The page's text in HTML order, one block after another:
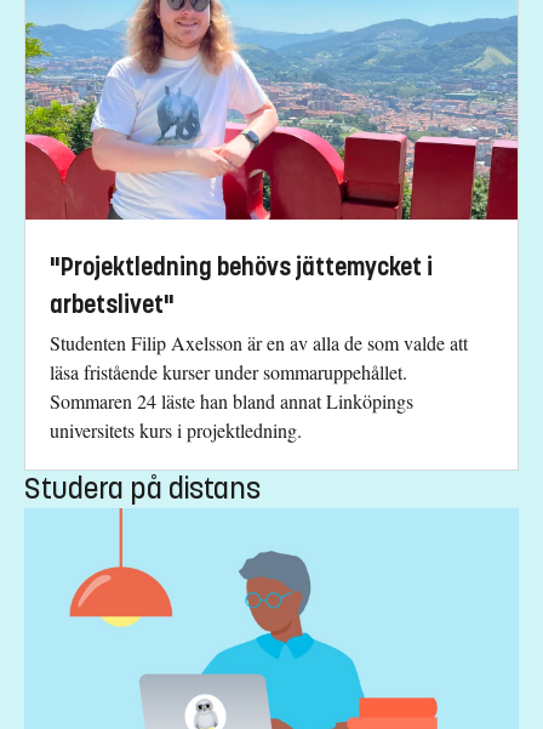
Har du frågor om kursen, kontakta oss.
Studievägledare
fristaendekurs.lith@liu.se
Svjetlana Pantic Dragisic
svjetlana.pantic.dragisic@liu.se
Kursplan
"Projektledning behövs jättemycket i
arbetslivet"
Studenten Filip Axelsson är en av alla de som valde att
läsa fristående kurser under sommaruppehållet.
Sommaren 24 läste han bland annat Linköpings
universitets kurs i projektledning.
Studera på distans